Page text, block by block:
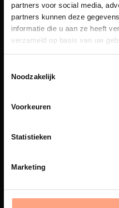
partners voor social media,
partners kunnen deze
informatie die u aan ze heeft
verzameld op basis van uw
Noodzakelijk
Voorkeuren
Statistieken
Marketing
Maatwerk
Een exclusieve
beleving, waar
vakmanschap en